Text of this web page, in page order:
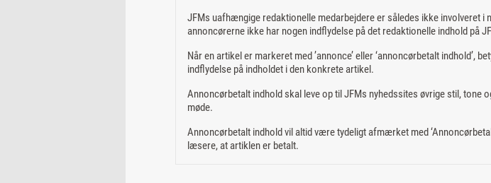
JFMs uafhængige redaktionelle medarbejdere er således ikke involveret
annoncørerne ikke har nogen indflydelse på det redaktionelle indhold på
Når en artikel er markeret med ’annonce’ eller ‘annoncørbetalt indhold’,
indflydelse på indholdet i den konkrete artikel.
Annoncørbetalt indhold skal leve op til JFMs nyhedssites øvrige stil,
møde.
Annoncørbetalt indhold vil altid være tydeligt afmærket med
læsere, at artiklen er betalt.